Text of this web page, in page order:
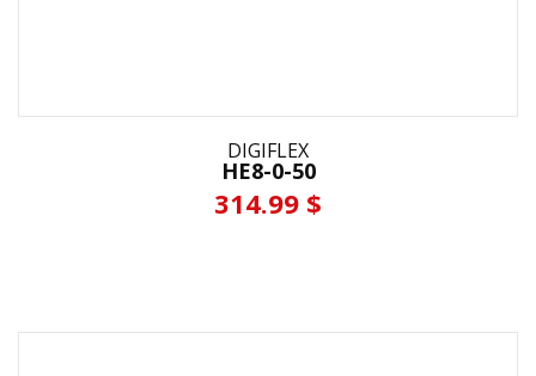
DIGIFLEX
HE8-0-50
314.99 $